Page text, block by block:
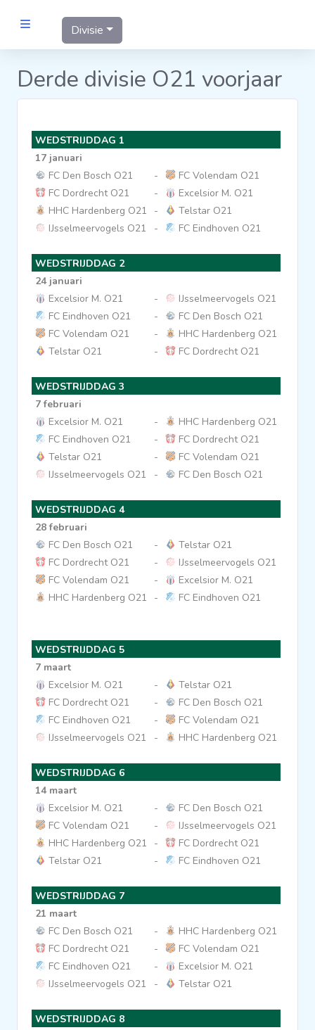
Clubs
Wedstrijden
Statistieken
Voetbalpiramide
Links
VROUWEN
Clubs
Wedstrijden
Statistieken
Voetbalpiramide
Overige links
Divisie
Derde divisie O21 voorjaar
WEDSTRIJDDAG 1
17 januari
FC Den Bosch O21
-
FC Volendam O21
FC Dordrecht O21
-
Excelsior M. O21
HHC Hardenberg O21
-
Telstar O21
IJsselmeervogels O21
- FC Eindhoven O21
WEDSTRIJDDAG 2
24 januari
Excelsior M. O21
-
IJsselmeervogels O21
FC Eindhoven O21
-
FC Den Bosch O21
FC Volendam O21
-
HHC Hardenberg O21
Telstar O21
- FC Dordrecht O21
WEDSTRIJDDAG 3
7 februari
Excelsior M. O21
-
HHC Hardenberg O21
FC Eindhoven O21
-
FC Dordrecht O21
Telstar O21
-
FC Volendam O21
IJsselmeervogels O21
- FC Den Bosch O21
WEDSTRIJDDAG 4
28 februari
FC Den Bosch O21
-
Telstar O21
FC Dordrecht O21
-
IJsselmeervogels O21
FC Volendam O21
-
Excelsior M. O21
HHC Hardenberg O21
- FC Eindhoven O21
WEDSTRIJDDAG 5
7 maart
Excelsior M. O21
-
Telstar O21
FC Dordrecht O21
-
FC Den Bosch O21
FC Eindhoven O21
-
FC Volendam O21
IJsselmeervogels O21
- HHC Hardenberg O21
WEDSTRIJDDAG 6
14 maart
Excelsior M. O21
-
FC Den Bosch O21
FC Volendam O21
-
IJsselmeervogels O21
HHC Hardenberg O21
-
FC Dordrecht O21
Telstar O21
- FC Eindhoven O21
WEDSTRIJDDAG 7
21 maart
FC Den Bosch O21
-
HHC Hardenberg O21
FC Dordrecht O21
-
FC Volendam O21
FC Eindhoven O21
-
Excelsior M. O21
IJsselmeervogels O21
- Telstar O21
WEDSTRIJDDAG 8